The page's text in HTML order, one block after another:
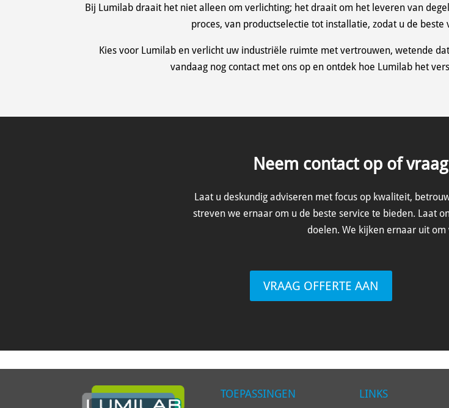
Bij Lumilab draait het niet alleen om verlichting; het draait om het leveren van
proces, van productselectie tot installatie, zodat u de
Kies voor Lumilab en verlicht uw industriële ruimte met vertrouwen, wetende
vandaag nog contact met ons op en ontdek hoe Lumilab het
Neem contact op of
Laat u deskundig adviseren met focus op kwaliteit,
streven we ernaar om u de beste service te bieden. Laat
doelen. We kijken ernaar uit om
VRAAG OFFERTE AAN
TOEPASSINGEN LINKS